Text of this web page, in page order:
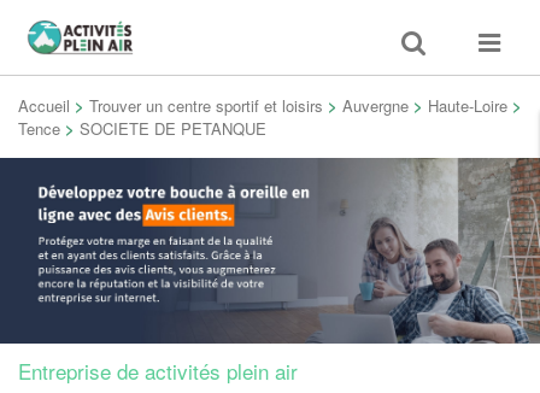
Toggle
search
Toggle
Accueil > Trouver un centre sportif et loisirs > Auvergne > Haute-Loire >
Tence > SOCIETE DE PETANQUE
Entreprise de activités plein air